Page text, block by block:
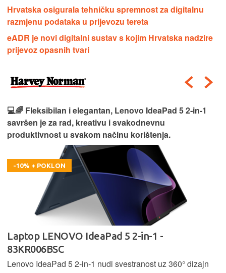
Hrvatska osigurala tehničku spremnost za digitalnu
razmjenu podataka u prijevozu tereta
eADR je novi digitalni sustav s kojim Hrvatska nadzire
prijevoz opasnih tvari
💻🌈 Fleksibilan i elegantan, Lenovo IdeaPad 5 2‑in‑1
savršen je za rad, kreativu i svakodnevnu
produktivnost u svakom načinu korištenja.
-10% + POKLON
Laptop LENOVO IdeaPad 5 2-in-1 -
83KR006BSC
Lenovo IdeaPad 5 2‑in‑1 nudi svestranost uz 360° dizajn